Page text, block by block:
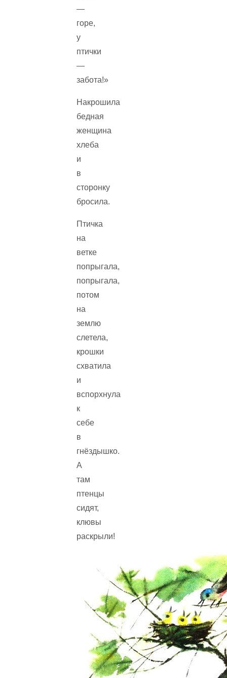
—
горе,
у
птички
—
забота!»
Накрошила
бедная
женщина
хлеба
и
в
сторонку
бросила.
Птичка
на
ветке
попрыгала,
попрыгала,
потом
на
землю
слетела,
крошки
схватила
и
вспорхнула
к
себе
в
гнёздышко.
А
там
птенцы
сидят,
клювы
раскрыли!